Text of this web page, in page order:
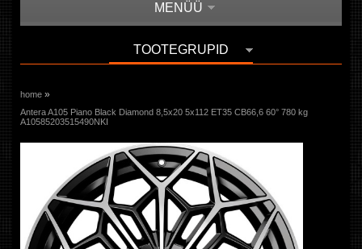
MENÜÜ
TOOTEGRUPID
home »
Antera A105 Piano Black Diamond 8,5x20 5x112 ET35 CB66,6 60° 780 kg
A10585203515490NKI